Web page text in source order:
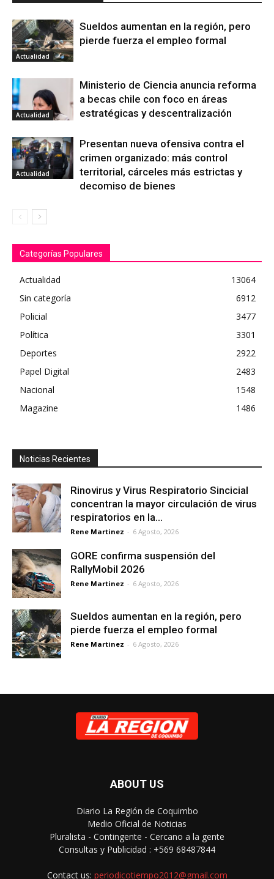
Actualidad
Sueldos aumentan en la región, pero
pierde fuerza el empleo formal
Actualidad
Ministerio de Ciencia anuncia reforma
a becas chile con foco en áreas
estratégicas y descentralización
Actualidad
Presentan nueva ofensiva contra el
crimen organizado: más control
territorial, cárceles más estrictas y
decomiso de bienes
Categorías Populares
Actualidad
13064
Sin categoría
6912
Policial
3477
Política
3301
Deportes
2922
Papel Digital
2483
Nacional
1548
Magazine
1486
Noticias Recientes
Rinovirus y Virus Respiratorio Sincicial
concentran la mayor circulación de virus
respiratorios en la...
Rene Martinez - 6 Agosto, 2026
GORE confirma suspensión del
RallyMobil 2026
Rene Martinez - 6 Agosto, 2026
Sueldos aumentan en la región, pero
pierde fuerza el empleo formal
Rene Martinez - 6 Agosto, 2026
ABOUT US
Diario La Región de Coquimbo
Medio Oficial de Noticias
Pluralista - Contingente - Cercano a la gente
Consultas y Publicidad : +569 68487844
Contact us: periodicotiempo2012@gmail.com